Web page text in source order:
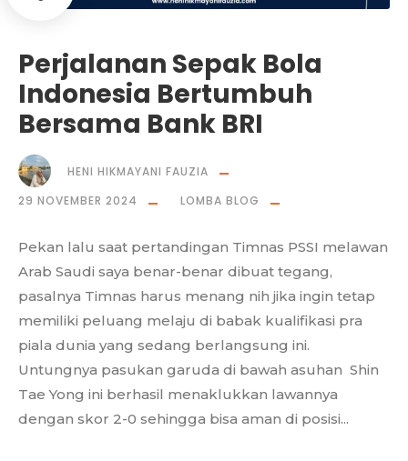
Perjalanan Sepak Bola
Indonesia Bertumbuh
Bersama Bank BRI
HENI HIKMAYANI FAUZIA
29 NOVEMBER 2024
LOMBA BLOG
Pekan lalu saat pertandingan Timnas PSSI melawan
Arab Saudi saya benar-benar dibuat tegang,
pasalnya Timnas harus menang nih jika ingin tetap
memiliki peluang melaju di babak kualifikasi pra
piala dunia yang sedang berlangsung ini.
Untungnya pasukan garuda di bawah asuhan Shin
Tae Yong ini berhasil menaklukkan lawannya
dengan skor 2-0 sehingga bisa aman di posisi...